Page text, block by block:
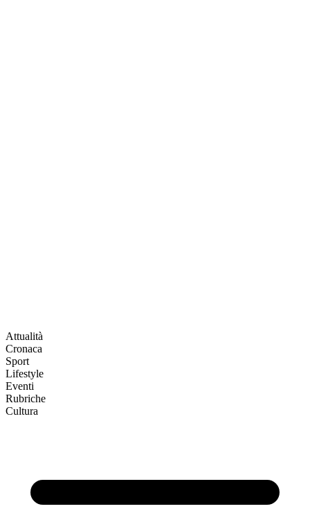
Attualità
Cronaca
Sport
Lifestyle
Eventi
Rubriche
Cultura